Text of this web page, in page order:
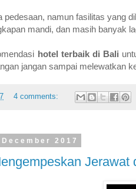
pedesaan, namun fasilitas yang
mandi, dan masih banyak
hotel terbaik di Bali
jangan sampai melewatkan
4 comments:
2017
Jerawat